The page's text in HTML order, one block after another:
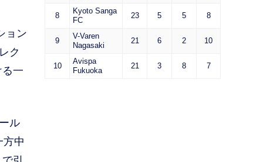
ョン
ク
一
ル
方中
8
Kyoto Sanga
FC
23 5 5 8
9
V-Varen
Nagasaki
21 6 2 10
10
Avispa
Fukuoka
21 3 8 7